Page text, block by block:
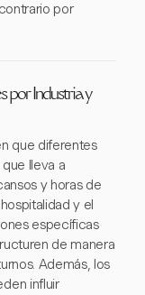
por
por Industria y
que diferentes
lleva a
y horas de
y el
específicas
de manera
Además, los
influir